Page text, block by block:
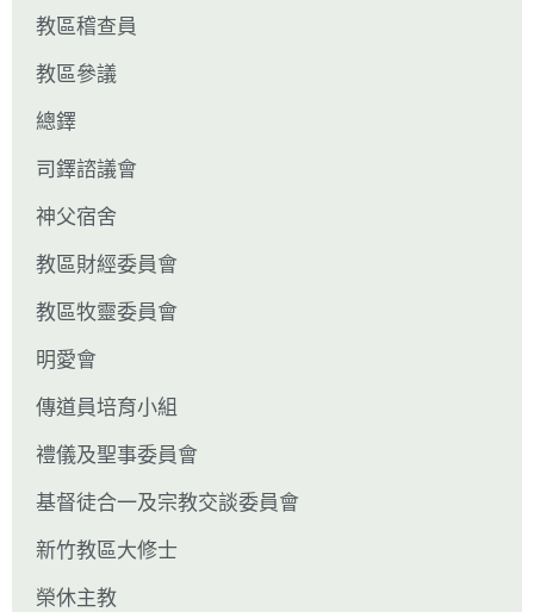
教區稽查員
教區參議
總鐸
司鐸諮議會
神父宿舍
教區財經委員會
教區牧靈委員會
明愛會
傳道員培育小組
禮儀及聖事委員會
基督徒合一及宗教交談委員會
新竹教區大修士
榮休主教